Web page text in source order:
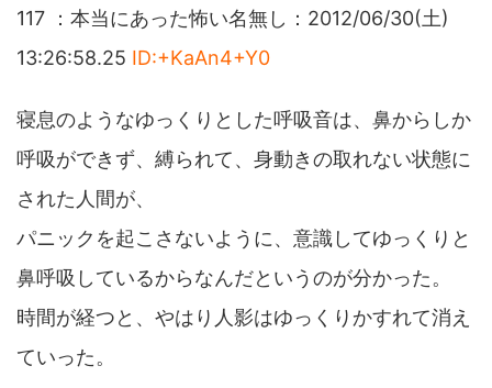
117 ：本当にあった怖い名無し：2012/06/30(土)
13:26:58.25 ID:+KaAn4+Y0
寝息のようなゆっくりとした呼吸音は、鼻からしか
呼吸ができず、縛られて、身動きの取れない状態に
された人間が、
パニックを起こさないように、意識してゆっくりと
鼻呼吸しているからなんだというのが分かった。
時間が経つと、やはり人影はゆっくりかすれて消え
ていった。